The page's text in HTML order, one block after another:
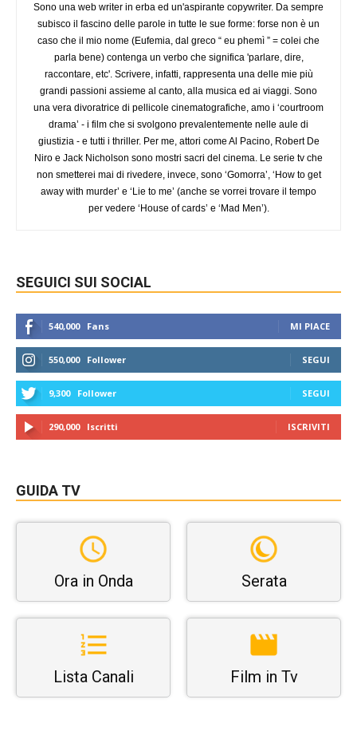
Sono una web writer in erba ed un'aspirante copywriter. Da sempre
subisco il fascino delle parole in tutte le sue forme: forse non è un
caso che il mio nome (Eufemia, dal greco “ eu phemì ” = colei che
parla bene) contenga un verbo che significa 'parlare, dire,
raccontare, etc'. Scrivere, infatti, rappresenta una delle mie più
grandi passioni assieme al canto, alla musica ed ai viaggi. Sono
una vera divoratrice di pellicole cinematografiche, amo i ‘courtroom
drama’ - i film che si svolgono prevalentemente nelle aule di
giustizia - e tutti i thriller. Per me, attori come Al Pacino, Robert De
Niro e Jack Nicholson sono mostri sacri del cinema. Le serie tv che
non smetterei mai di rivedere, invece, sono ‘Gomorra’, ‘How to get
away with murder’ e ‘Lie to me’ (anche se vorrei trovare il tempo
per vedere ‘House of cards’ e ‘Mad Men’).
SEGUICI SUI SOCIAL
540,000 Fans MI PIACE
550,000 Follower SEGUI
9,300 Follower SEGUI
290,000 Iscritti ISCRIVITI
GUIDA TV
Ora in Onda Serata
Lista Canali Film in Tv